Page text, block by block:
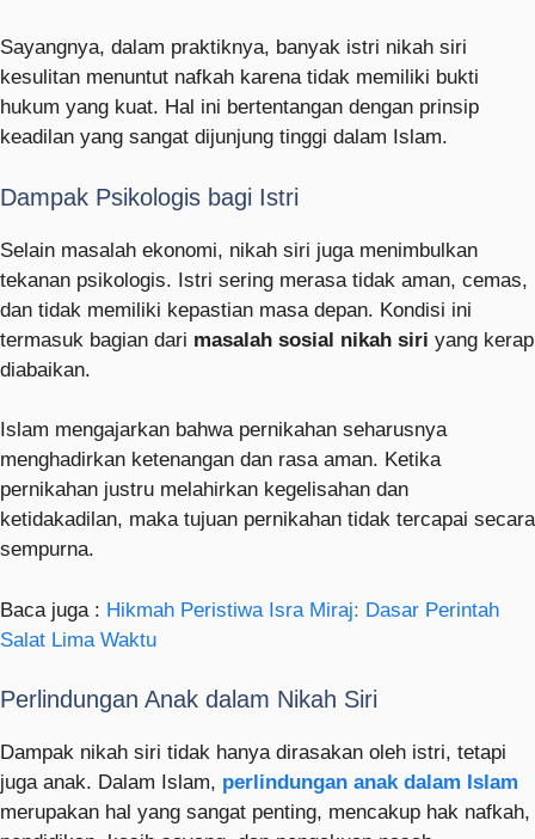
Sayangnya, dalam praktiknya, banyak istri nikah siri
kesulitan menuntut nafkah karena tidak memiliki bukti
hukum yang kuat. Hal ini bertentangan dengan prinsip
keadilan yang sangat dijunjung tinggi dalam Islam.
Dampak Psikologis bagi Istri
Selain masalah ekonomi, nikah siri juga menimbulkan
tekanan psikologis. Istri sering merasa tidak aman, cemas,
dan tidak memiliki kepastian masa depan. Kondisi ini
termasuk bagian dari masalah sosial nikah siri yang kerap
diabaikan.
Islam mengajarkan bahwa pernikahan seharusnya
menghadirkan ketenangan dan rasa aman. Ketika
pernikahan justru melahirkan kegelisahan dan
ketidakadilan, maka tujuan pernikahan tidak tercapai secara
sempurna.
Baca juga : Hikmah Peristiwa Isra Miraj: Dasar Perintah
Salat Lima Waktu
Perlindungan Anak dalam Nikah Siri
Dampak nikah siri tidak hanya dirasakan oleh istri, tetapi
juga anak. Dalam Islam, perlindungan anak dalam Islam
merupakan hal yang sangat penting, mencakup hak nafkah,